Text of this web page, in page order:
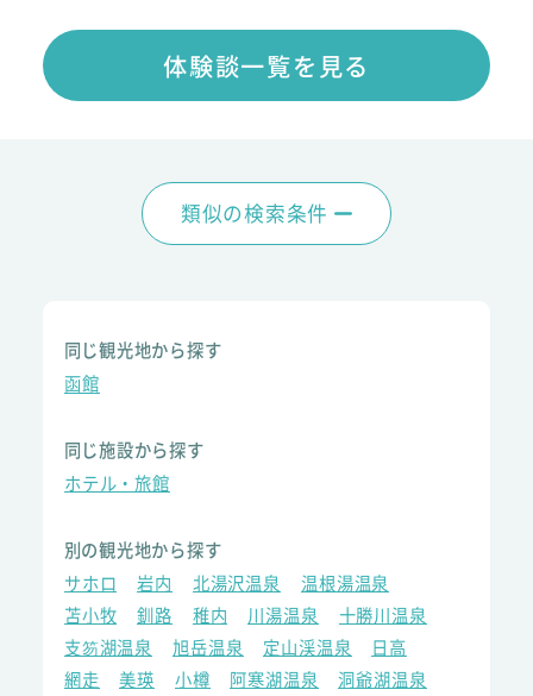
体験談一覧を見る
類似の検索条件
同じ観光地から探す
函館
同じ施設から探す
ホテル・旅館
別の観光地から探す
サホロ
岩内 北湯沢温泉
温根湯温泉
苫小牧
釧路 稚内 川湯温泉
十勝川温泉
支笏湖温泉
旭岳温泉 定山渓温泉
日高
網走
美瑛 小樽 阿寒湖温泉
洞爺湖温泉